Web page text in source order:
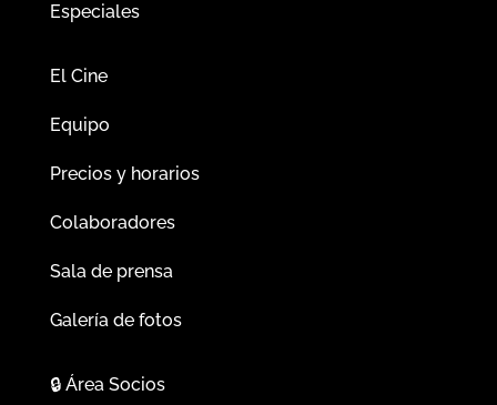
Especiales
El Cine
Equipo
Precios y horarios
Colaboradores
Sala de prensa
Galería de fotos
🔒Área Socios